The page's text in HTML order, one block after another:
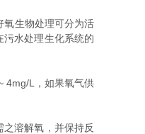
生物处理可分为活
水处理生化系统的
4mg/L，如果氧气供
溶解氧，并保持反